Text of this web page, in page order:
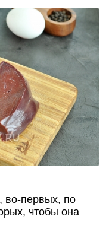
во-первых, по
чтобы она